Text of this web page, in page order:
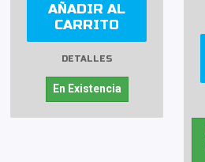
AÑADIR AL
CARRITO
DETALLES
En Existencia